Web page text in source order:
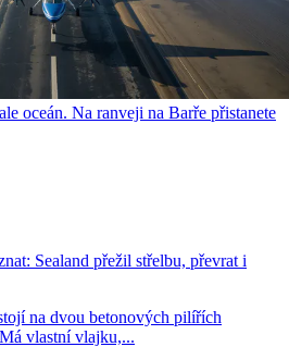
oceán. Na ranveji na Barře přistanete
Sealand přežil střelbu, převrat i
na dvou betonových pilířích
vlastní vlajku,...